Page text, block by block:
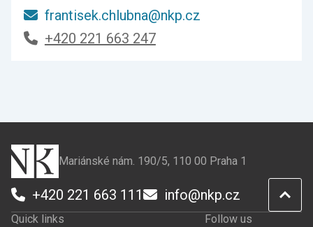
frantisek.chlubna@nkp.cz
+420 221 663 247
Mariánské nám. 190/5, 110 00 Praha 1
+420 221 663 111 info@nkp.cz
Quick links Follow us